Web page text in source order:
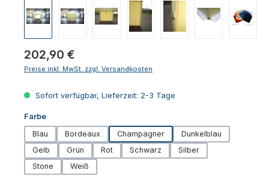
Regulärer Preis:
202,90 €
Preise inkl. MwSt. zzgl. Versandkosten
Sofort verfügbar, Lieferzeit: 2-3 Tage
Farbeauswählen
Blau
Bordeaux Champagner
Dunkelblau
Gelb
Grün Rot Schwarz
Silber
Stone
Weiß